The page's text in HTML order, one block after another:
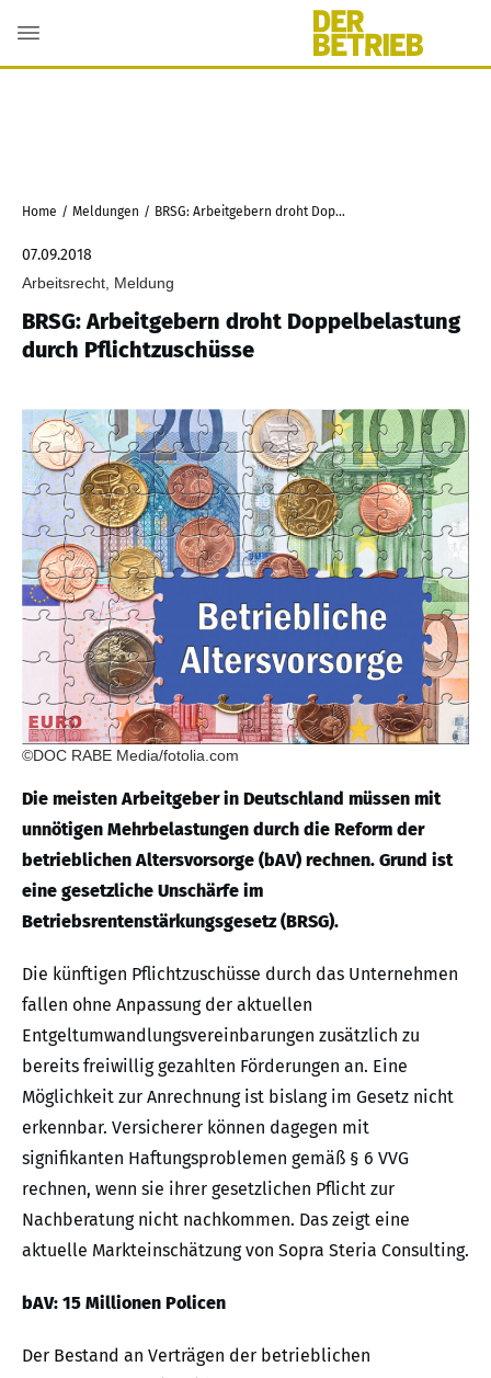
Home / Meldungen / BRSG: Arbeitgebern droht Doppelbelastung durch Pflichtzuschüsse
07.09.2018
Arbeitsrecht, Meldung
BRSG: Arbeitgebern droht Doppelbelastung
durch Pflichtzuschüsse
©DOC RABE Media/fotolia.com
Die meisten Arbeitgeber in Deutschland müssen mit
unnötigen Mehrbelastungen durch die Reform der
betrieblichen Altersvorsorge (bAV) rechnen. Grund ist
eine gesetzliche Unschärfe im
Betriebsrentenstärkungsgesetz (BRSG).
Die künftigen Pflichtzuschüsse durch das Unternehmen
fallen ohne Anpassung der aktuellen
Entgeltumwandlungsvereinbarungen zusätzlich zu
bereits freiwillig gezahlten Förderungen an. Eine
Möglichkeit zur Anrechnung ist bislang im Gesetz nicht
erkennbar. Versicherer können dagegen mit
signifikanten Haftungsproblemen gemäß § 6 VVG
rechnen, wenn sie ihrer gesetzlichen Pflicht zur
Nachberatung nicht nachkommen. Das zeigt eine
aktuelle Markteinschätzung von Sopra Steria Consulting.
bAV: 15 Millionen Policen
Der Bestand an Verträgen der betrieblichen